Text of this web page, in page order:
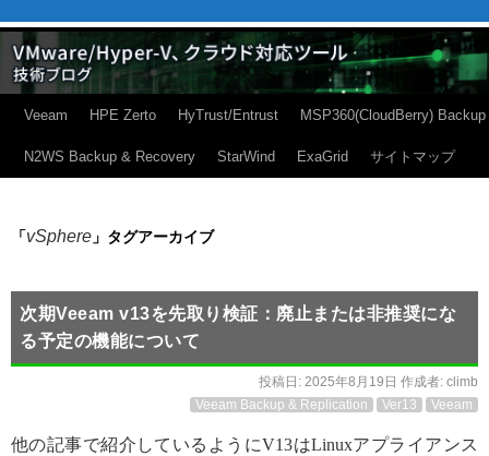
Veeam HPE Zerto HyTrust/Entrust MSP360(CloudBerry) Backup
N2WS Backup & Recovery StarWind ExaGrid サイトマップ
「vSphere 」タグアーカイブ
次期Veeam v13を先取り検証：廃止または非推奨にな
る予定の機能について
投稿日: 2025年8月19日 作成者: climb
Veeam Backup & Replication
Ver13 Veeam
他の記事で紹介しているようにV13はLinuxアプライアンス